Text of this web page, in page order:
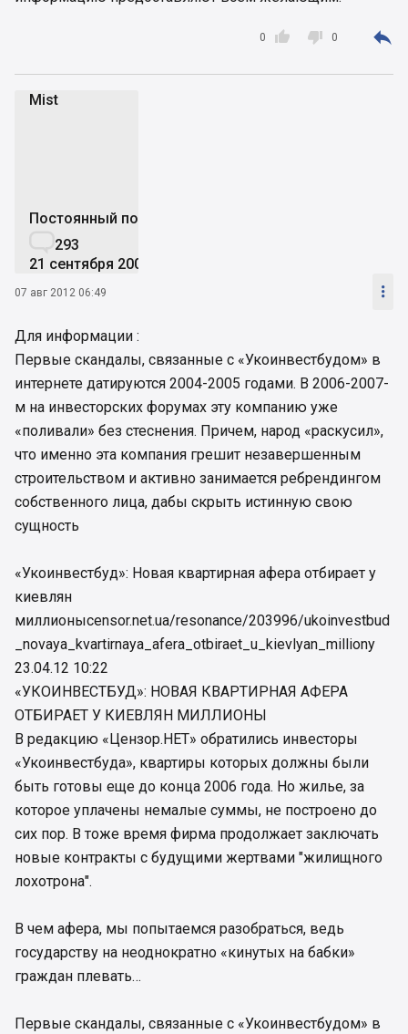

0  0 
Mist
Постоянный пользователь
293
21 сентября 2006
07 авг 2012 06:49 
Для информации :
Первые скандалы, связанные с «Укоинвестбудом» в
интернете датируются 2004-2005 годами. В 2006-2007-
м на инвесторских форумах эту компанию уже
«поливали» без стеснения. Причем, народ «раскусил»,
что именно эта компания грешит незавершенным
строительством и активно занимается ребрендингом
собственного лица, дабы скрыть истинную свою
сущность
«Укоинвестбуд»: Новая квартирная афера отбирает у
киевлян
миллионыcensor.net.ua/resonance/203996/ukoinvestbud
_novaya_kvartirnaya_afera_otbiraet_u_kievlyan_milliony
23.04.12 10:22
«УКОИНВЕСТБУД»: НОВАЯ КВАРТИРНАЯ АФЕРА
ОТБИРАЕТ У КИЕВЛЯН МИЛЛИОНЫ
В редакцию «Цензор.НЕТ» обратились инвесторы
«Укоинвестбуда», квартиры которых должны были
быть готовы еще до конца 2006 года. Но жилье, за
которое уплачены немалые суммы, не построено до
сих пор. В тоже время фирма продолжает заключать
новые контракты с будущими жертвами "жилищного
лохотрона".
В чем афера, мы попытаемся разобраться, ведь
государству на неоднократно «кинутых на бабки»
граждан плевать…
Первые скандалы, связанные с «Укоинвестбудом» в